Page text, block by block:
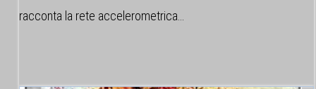
racconta la rete accelerometrica…